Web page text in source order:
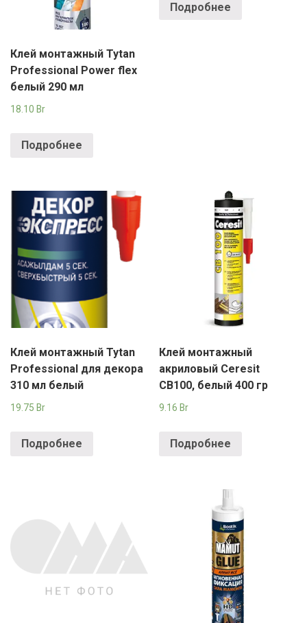
Клей монтажный Tytan
Professional Power flex
белый 290 мл
18.10 Br
Подробнее
Подробнее
Клей монтажный Tytan
Professional для декора
310 мл белый
19.75 Br
Подробнее
Клей монтажный
акриловый Ceresit
CB100, белый 400 гр
9.16 Br
Подробнее